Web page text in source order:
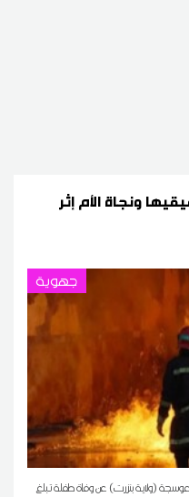
ونجاة الأم إثر
جهوية
(ولاية بنزرت) عن وفاة طفلة تبلغ